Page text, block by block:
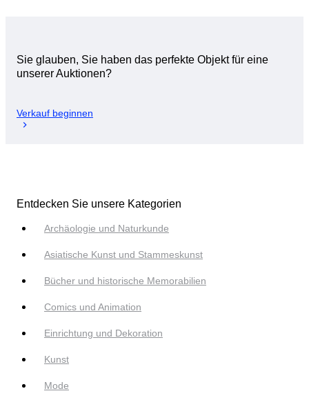
Sie glauben, Sie haben das perfekte Objekt für eine
unserer Auktionen?
Verkauf beginnen
Entdecken Sie unsere Kategorien
Archäologie und Naturkunde
Asiatische Kunst und Stammeskunst
Bücher und historische Memorabilien
Comics und Animation
Einrichtung und Dekoration
Kunst
Mode